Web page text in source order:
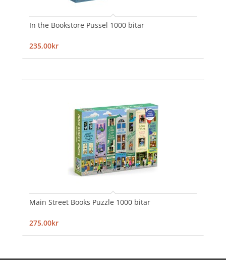
In the Bookstore Pussel 1000 bitar
235,00kr
Main Street Books Puzzle 1000 bitar
275,00kr